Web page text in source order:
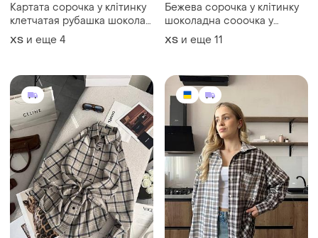
Картата сорочка у клітинку
клетчатая рубашка шоколад
сорочка шоколад
шоколадна сорочка у
ХS и еще 4
Бежева сорочка у клітинку
шоколадна сооочка у
клітинку картата сорочка
шоколад
ХS и еще 11